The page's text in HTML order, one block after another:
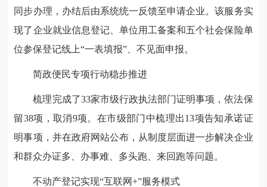
同步办理，办结后由系统统一反馈至申请企业。该服务实
现了企业就业信息登记、单位用工备案和五个社会保险单
位参保登记线上“一表填报”、不见面申报。
简政便民专项行动稳步推进
梳理完成了33家市级行政执法部门证明事项，依法保
留38项，取消9项。在市级部门中梳理出13项告知承诺证
明事项，并在政府网站公布，从制度层面进一步解决企业
和群众办证多、办事难、多头跑、来回跑等问题。
不动产登记实现“互联网+”服务模式